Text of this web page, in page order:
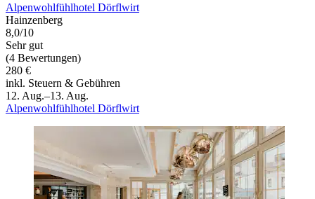
Alpenwohlfühlhotel Dörflwirt
Hainzenberg
8,0/10
Sehr gut
(4 Bewertungen)
280 €
inkl. Steuern & Gebühren
12. Aug.–13. Aug.
Alpenwohlfühlhotel Dörflwirt